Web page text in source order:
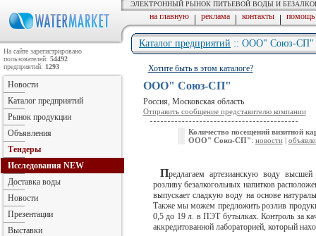
ЭЛЕКТРОННЫЙ РЫНОК ПИТЬЕВОЙ ВОДЫ И
на главную | реклама | контакты | помощь
Каталог предприятий :: ООО" Союз-СП"
Хотите быть в этом каталоге?
ООО" Союз-СП"
Россия, Московская область
Отправить сообщение представителю компании
Количество посещений визитной
ООО" Союз-СП": новости|
Предлагаем артезианскую воду
розливу безалкогольных напитков
выпускает сладкую воду на основе
Также мы можем предложить розлив
0,5 до 19 л. в ПЭТ бутылках. Контроль за
аккредитованной лабораторией, который
На сайте зарегистрировано
пользователей: 54492
предприятий: 1293
Новости
Каталог предприятий
Рынок продукции
Объявления
Тендеры
Исследования NEW
Доставка воды
Новости
Презентации
Выставки